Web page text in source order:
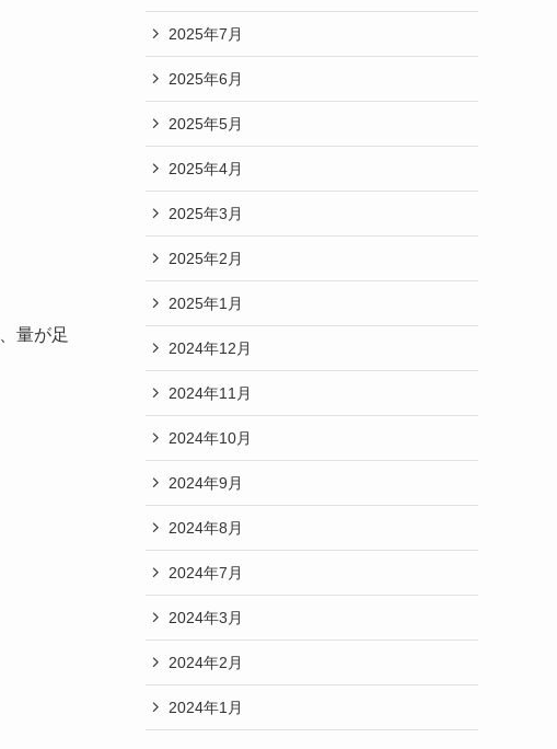
量が足
2025年7月
2025年6月
2025年5月
2025年4月
2025年3月
2025年2月
2025年1月
2024年12月
2024年11月
2024年10月
2024年9月
2024年8月
2024年7月
2024年3月
2024年2月
2024年1月